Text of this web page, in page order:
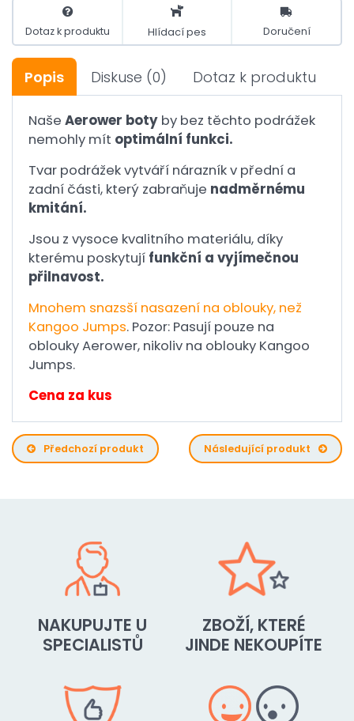
Dotaz k produktu Hlídací pes Doručení
Popis Diskuse (0) Dotaz k produktu
Naše Aerower boty by bez těchto podrážek
nemohly mít optimální funkci.
Tvar podrážek vytváří nárazník v přední a
zadní části, který zabraňuje nadměrnému
kmitání.
Jsou z vysoce kvalitního materiálu, díky
kterému poskytují funkční a vyjímečnou
přilnavost.
Mnohem snazsší nasazení na oblouky, než
Kangoo Jumps. Pozor: Pasují pouze na
oblouky Aerower, nikoliv na oblouky Kangoo
Jumps.
Cena za kus
Předchozí produkt Následující produkt
NAKUPUJTE U
SPECIALISTŮ
ZBOŽÍ, KTERÉ
JINDE NEKOUPÍTE